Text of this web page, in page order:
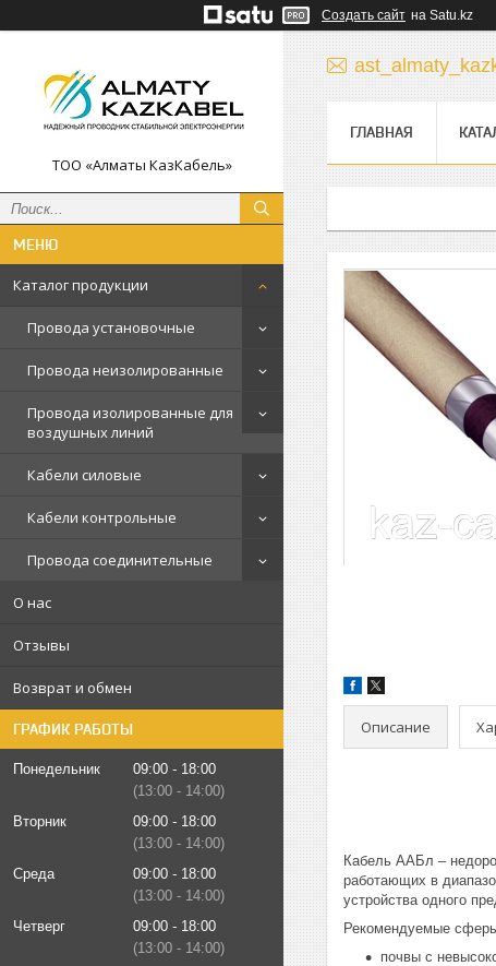
Создать сайт на Satu.kz
ТОО «Алматы КазКабель»
Каталог продукции
Провода установочные
Провода неизолированные
Провода изолированные для
воздушных линий
Кабели силовые
Кабели контрольные
Провода соединительные
О нас
Отзывы
Возврат и обмен
ГРАФИК РАБОТЫ
Понедельник 09:00
18:00
13:00
14:00
Вторник
09:00
18:00
13:00
14:00
Среда
09:00
18:00
13:00
14:00
Четверг
09:00
18:00
13:00
14:00
ГЛАВНАЯ
Описание
Кабель ААБл –
работающих в
устройства одного
Рекомендуемые
почвы с